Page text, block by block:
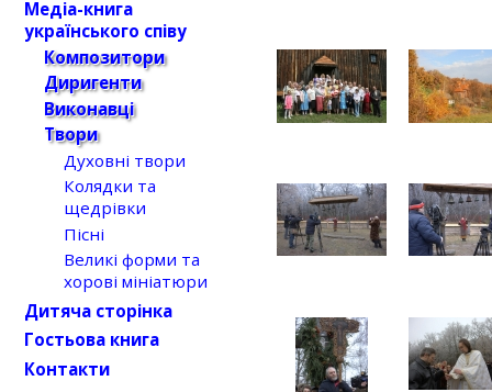
Медіа-книга
українського співу
Композитори
Диригенти
Виконавці
Твори
Духовні твори
Колядки та
щедрівки
Пісні
Великі форми та
хорові мініатюри
Дитяча сторінка
Гостьова книга
Контакти